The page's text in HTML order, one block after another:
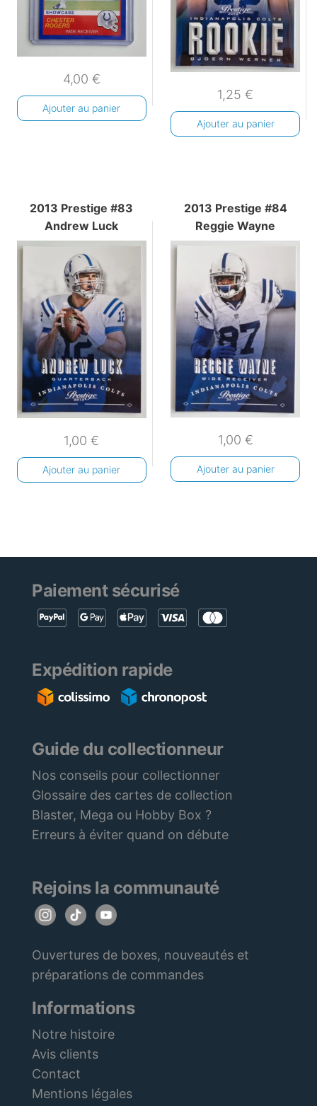
4,00 €
Ajouter au panier
1,25€
Ajouter au panier
2013 Prestige #83
Andrew Luck
1,00€
Ajouter au panier
2013 Prestige #84
Reggie Wayne
1,00 €
Ajouter au panier
Paiement sécurisé
Expédition rapide
Guide du collectionneur
Nos conseils pour collectionner
Glossaire des cartes de collection
Blaster, Mega ou Hobby Box ?
Erreurs à éviter quand on débute
Rejoins la communauté
Ouvertures de boxes, nouveautés et
préparations de commandes
Informations
Notre histoire
Avis clients
Contact
Mentions légales